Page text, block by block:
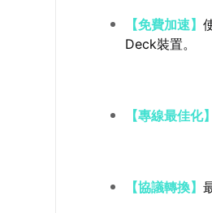
【免費加速】
Deck裝置。
【專線最佳化
【協議轉換】